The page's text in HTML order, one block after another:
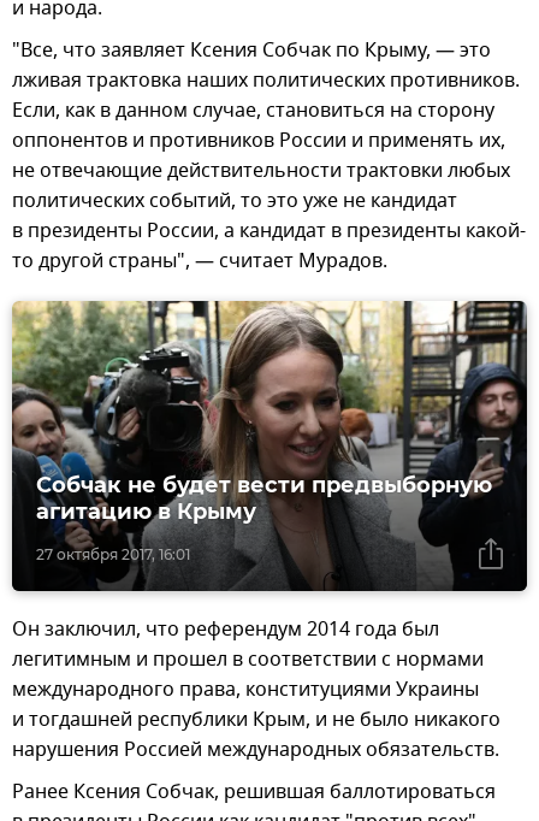
и народа.
"Все, что заявляет Ксения Собчак по Крыму, — это
лживая трактовка наших политических противников.
Если, как в данном случае, становиться на сторону
оппонентов и противников России и применять их,
не отвечающие действительности трактовки любых
политических событий, то это уже не кандидат
в президенты России, а кандидат в президенты какой-
то другой страны", — считает Мурадов.
27 октября 2017, 16:01
Собчак не будет вести предвыборную
агитацию в Крыму
Он заключил, что референдум 2014 года был
легитимным и прошел в соответствии с нормами
международного права, конституциями Украины
и тогдашней республики Крым, и не было никакого
нарушения Россией международных обязательств.
Ранее Ксения Собчак, решившая баллотироваться